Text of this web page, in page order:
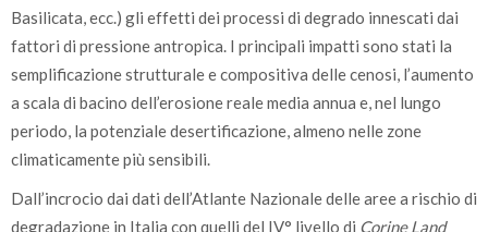
Basilicata, ecc.) gli effetti dei processi di degrado innescati dai
fattori di pressione antropica. I principali impatti sono stati la
semplificazione strutturale e compositiva delle cenosi, l’aumento
a scala di bacino dell’erosione reale media annua e, nel lungo
periodo, la potenziale desertificazione, almeno nelle zone
climaticamente più sensibili.
Dall’incrocio dai dati dell’Atlante Nazionale delle aree a rischio di
degradazione in Italia con quelli del IV° livello di Corine Land